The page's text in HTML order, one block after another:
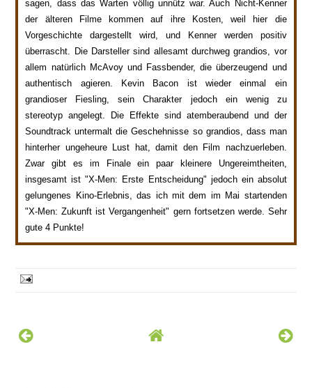
sagen, dass das Warten völlig unnütz war. Auch Nicht-Kenner
der älteren Filme kommen auf ihre Kosten, weil hier die
Vorgeschichte dargestellt wird, und Kenner werden positiv
überrascht. Die Darsteller sind allesamt durchweg grandios, vor
allem natürlich McAvoy und Fassbender, die überzeugend und
authentisch agieren. Kevin Bacon ist wieder einmal ein
grandioser Fiesling, sein Charakter jedoch ein wenig zu
stereotyp angelegt. Die Effekte sind atemberaubend und der
Soundtrack untermalt die Geschehnisse so grandios, dass man
hinterher ungeheure Lust hat, damit den Film nachzuerleben.
Zwar gibt es im Finale ein paar kleinere Ungereimtheiten,
insgesamt ist "X-Men: Erste Entscheidung" jedoch ein absolut
gelungenes Kino-Erlebnis, das ich mit dem im Mai startenden
"X-Men: Zukunft ist Vergangenheit" gern fortsetzen werde. Sehr
gute 4 Punkte!